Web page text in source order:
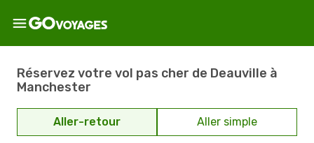
Réservez votre vol pas cher de Deauville à
Manchester
Aller-retour Aller simple